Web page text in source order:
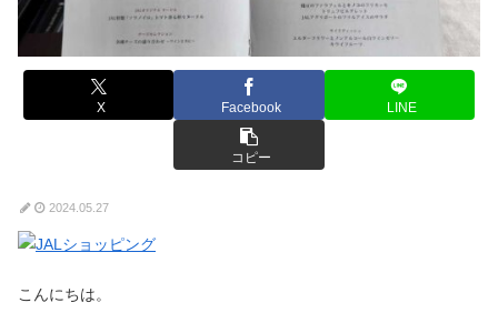
X Facebook LINE
コピー
2024.05.27
こんにちは。